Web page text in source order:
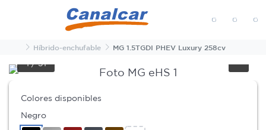
InicioHíbrido-enchufable MG 1.5TGDI PHEV Luxury 258cv
1/31
Colores disponibles
Negro